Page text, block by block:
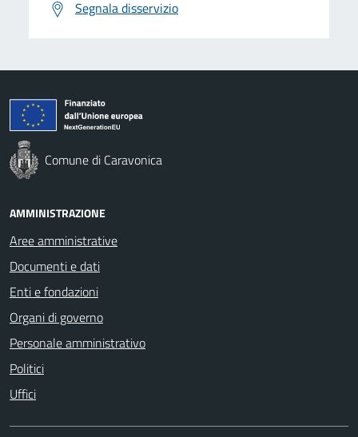
Segnala disservizio
Comune di Caravonica
AMMINISTRAZIONE
Aree amministrative
Documenti e dati
Enti e fondazioni
Organi di governo
Personale amministrativo
Politici
Uffici